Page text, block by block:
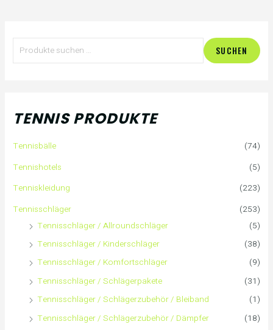
n
a
SUCHEN
TENNIS PRODUKTE
Tennisbälle
(74)
Tennishotels
(5)
Tenniskleidung
(223)
Tennisschläger
(253)
Tennisschläger / Allroundschläger
(5)
Tennisschläger / Kinderschläger
(38)
Tennisschläger / Komfortschläger
(9)
Tennisschläger / Schlägerpakete
(31)
Tennisschläger / Schlägerzubehör / Bleiband
(1)
Tennisschläger / Schlägerzubehör / Dämpfer
(18)